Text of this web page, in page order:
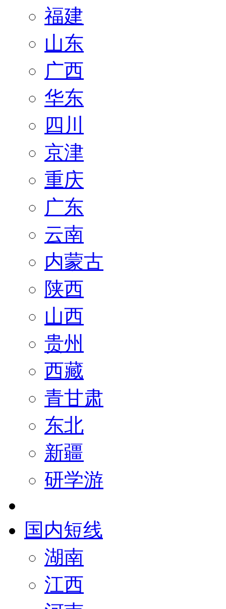
福建
山东
广西
华东
四川
京津
重庆
广东
云南
内蒙古
陕西
山西
贵州
西藏
青甘肃
东北
新疆
研学游
国内短线
湖南
江西